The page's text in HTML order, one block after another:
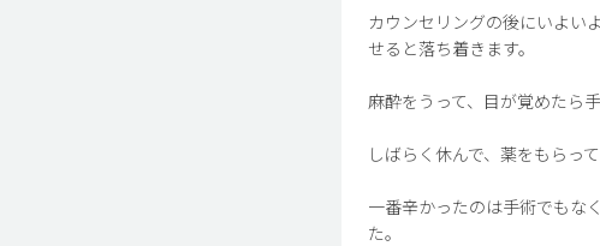
カウンセリングの後にいよい
せると落ち着きます。
麻酔をうって、目が覚めたら
しばらく休んで、薬をもらっ
一番辛かったのは手術でもな
た。